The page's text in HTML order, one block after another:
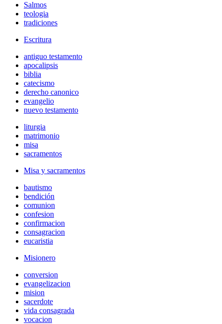
Salmos
teologia
tradiciones
Escritura
antiguo testamento
apocalipsis
biblia
catecismo
derecho canonico
evangelio
nuevo testamento
liturgia
matrimonio
misa
sacramentos
Misa y sacramentos
bautismo
bendición
comunion
confesion
confirmacion
consagracion
eucaristia
Misionero
conversion
evangelizacion
mision
sacerdote
vida consagrada
vocacion